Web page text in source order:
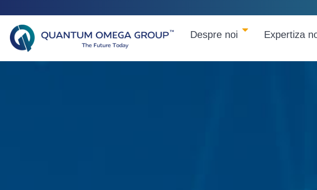
Despre noi Expertiza